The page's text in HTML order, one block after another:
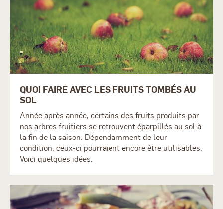
QUOI FAIRE AVEC LES FRUITS TOMBÉS AU
SOL
Année après année, certains des fruits produits par
nos arbres fruitiers se retrouvent éparpillés au sol à
la fin de la saison. Dépendamment de leur
condition, ceux-ci pourraient encore être utilisables.
Voici quelques idées.